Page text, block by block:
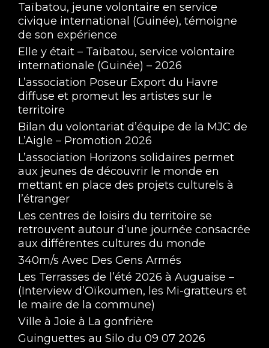
Taïbatou, jeune volontaire en service
civique international (Guinée), témoigne
de son expérience
Elle y était – Taïbatou, service volontaire
internationale (Guinée) – 2026
L’association Poseur Export du Havre
diffuse et promeut les artistes sur le
territoire
Bilan du volontariat d’équipe de la MJC de
L’Aigle – Promotion 2026
L’association Horizons solidaires permet
aux jeunes de découvrir le monde en
mettant en place des projets culturels à
l’étranger
Les centres de loisirs du territoire se
retrouvent autour d’une journée consacrée
aux différentes cultures du monde
340m/s Avec Des Gens Armés
Les Terrasses de l’été 2026 à Auguaise –
(Interview d’Oïkoumen, les Mi-gratteurs et
le maire de la commune)
Ville à Joie à La gonfrière
Guinguettes au Silo du 09 07 2026